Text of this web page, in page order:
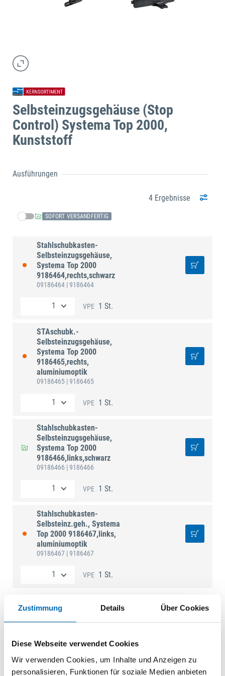
Zustimmung Details Über Cookies
Diese Webseite verwendet Cookies
Wir verwenden Cookies, um Inhalte und Anzeigen zu
personalisieren, Funktionen für soziale Medien anbieten
Selbsteinzugsgehäuse (Stop
Control) Systema Top 2000,
Kunststoff
Ausführungen
4 Ergebnisse
SOFORT VERSANDFERTIG
Stahlschubkasten-
Selbsteinzugsgehäuse,
Systema Top 2000
9186464,rechts,schwarz
09186464 | 9186464
VPE 1 St.
STAschubk.-
Selbsteinzugsgehäuse,
Systema Top 2000
9186465,rechts,
aluminiumoptik
09186465 | 9186465
VPE 1 St.
Stahlschubkasten-
Selbsteinzugsgehäuse,
Systema Top 2000
9186466,links,schwarz
09186466 | 9186466
VPE 1 St.
Stahlschubkasten-
Selbsteinz.geh., Systema
Top 2000 9186467,links,
aluminiumoptik
09186467 | 9186467
VPE 1 St.
Material
Kunststoff
Einbaubreite
292 / 392 mm